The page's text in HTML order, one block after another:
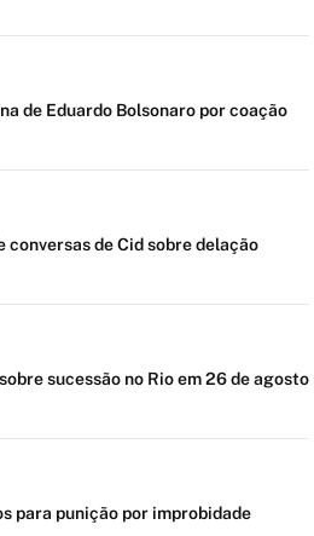
de Eduardo Bolsonaro por coação
conversas de Cid sobre delação
sucessão no Rio em 26 de agosto
para punição por improbidade